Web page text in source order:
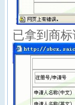
已拿到商